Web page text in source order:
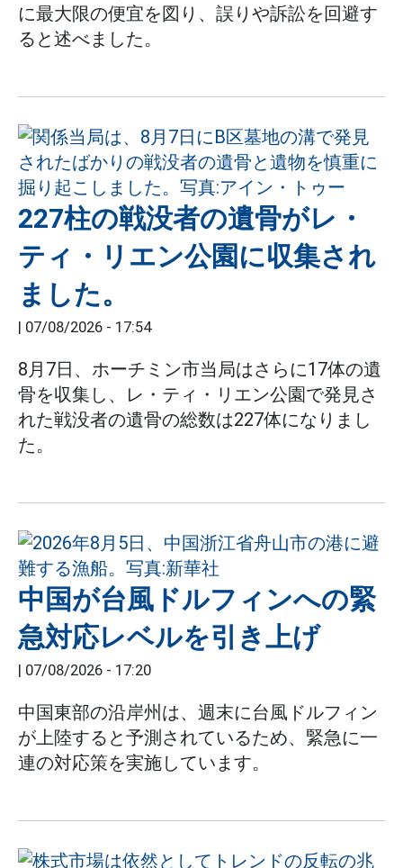
に最大限の便宜を図り、誤りや訴訟を回避す
ると述べました。
227柱の戦没者の遺骨がレ・
ティ・リエン公園に収集され
ました。
| 07/08/2026 - 17:54
8月7日、ホーチミン市当局はさらに17体の遺
骨を収集し、レ・ティ・リエン公園で発見さ
れた戦没者の遺骨の総数は227体になりまし
た。
中国が台風ドルフィンへの緊
急対応レベルを引き上げ
| 07/08/2026 - 17:20
中国東部の沿岸州は、週末に台風ドルフィン
が上陸すると予測されているため、緊急に一
連の対応策を実施しています。